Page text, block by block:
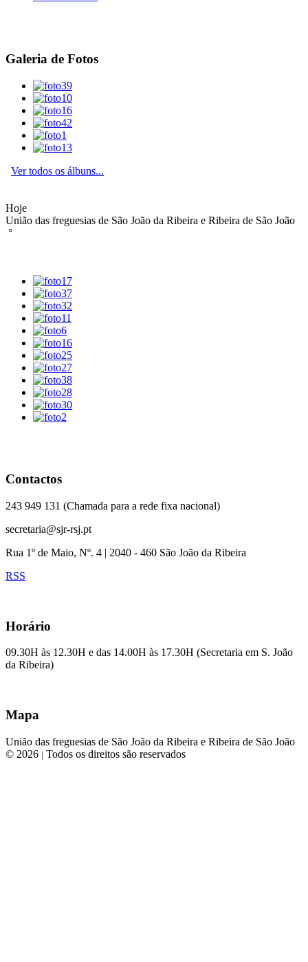
Galeria de Fotos
Ver todos os álbuns...
Hoje
União das freguesias de São João da Ribeira e Ribeira de São João
°
Contactos
243 949 131 (Chamada para a rede fixa nacional)
secretaria@sjr-rsj.pt
Rua 1º de Maio, Nº. 4 | 2040 - 460 São João da Ribeira
RSS
Horário
09.30H às 12.30H e das 14.00H às 17.30H (Secretaria em S. João
da Ribeira)
Mapa
União das freguesias de São João da Ribeira e Ribeira de São João
© 2026 | Todos os direitos são reservados